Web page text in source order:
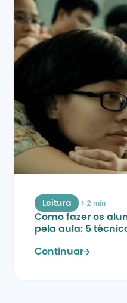
Leitura / 2 min
Como fazer os
pela aula: 5
Continuar